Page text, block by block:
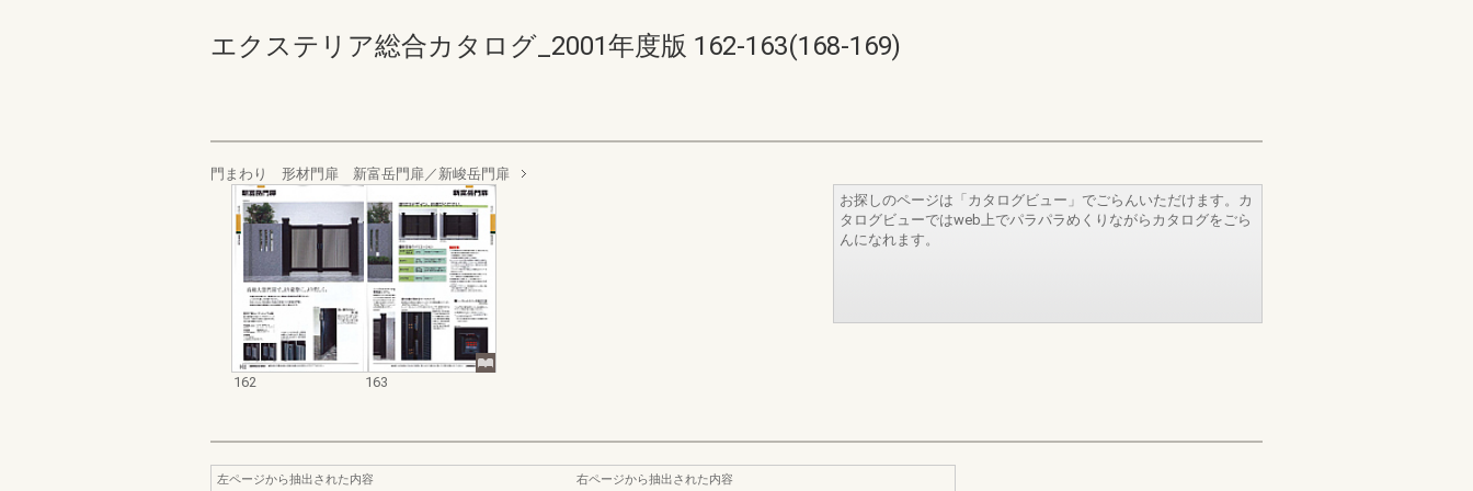
エクステリア総合カタログ_2001年度版 162-163(168-169)
門まわり 形材門扉 新富岳門扉／新峻岳門扉
162 163
お探しのページは「カタログビュー」でごらんいただけます。カ
タログビューではweb上でパラパラめくりながらカタログをごら
んになれます。
左ページから抽出された内容
右ページから抽出された内容